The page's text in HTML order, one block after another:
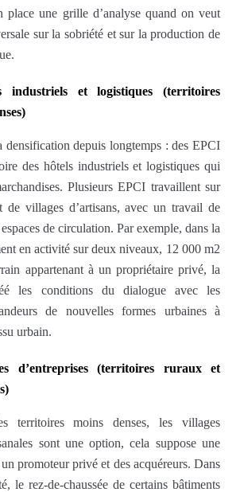
place une grille d’analyse quand on veut
sur la sobriété et sur la production de
industriels et logistiques (territoires
densification depuis longtemps : des EPCI
des hôtels industriels et logistiques qui
Plusieurs EPCI travaillent sur
de villages d’artisans, avec un travail de
de circulation. Par exemple, dans la
en activité sur deux niveaux, 12 000 m2
appartenant à un propriétaire privé, la
les conditions du dialogue avec les
de nouvelles formes urbaines à
urbain.
d’entreprises (territoires ruraux et
territoires moins denses, les villages
sont une option, cela suppose une
promoteur privé et des acquéreurs. Dans
le rez-de-chaussée de certains bâtiments